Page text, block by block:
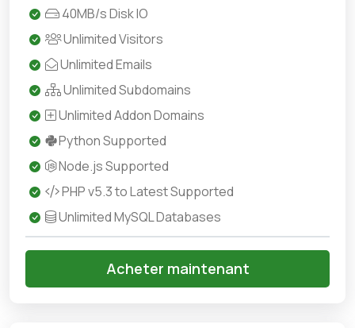
40MB/s Disk IO
Unlimited Visitors
Unlimited Emails
Unlimited Subdomains
Unlimited Addon Domains
Python Supported
Node.js Supported
PHP v5.3 to Latest Supported
Unlimited MySQL Databases
Acheter maintenant